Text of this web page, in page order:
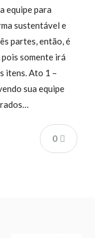
equipe para
sustentável e
partes, então, é
somente irá
itens. Ato 1 –
sua equipe
0